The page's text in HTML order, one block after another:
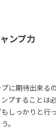
ンプ力
に期待出来る
プすることは
しっかりと行
。